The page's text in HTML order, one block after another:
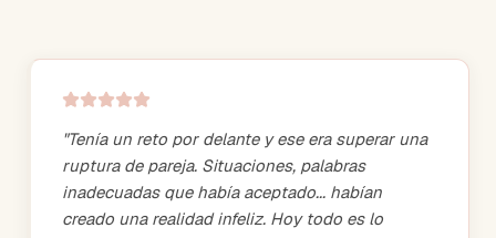
"Tenía un reto por delante y ese era superar una
ruptura de pareja. Situaciones, palabras
inadecuadas que había aceptado... habían
creado una realidad infeliz. Hoy todo es lo